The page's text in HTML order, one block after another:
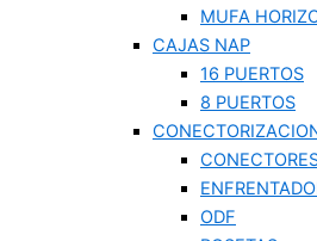
MUFA
CAJAS NAP
16 PUERTOS
8 PUERTOS
ODF